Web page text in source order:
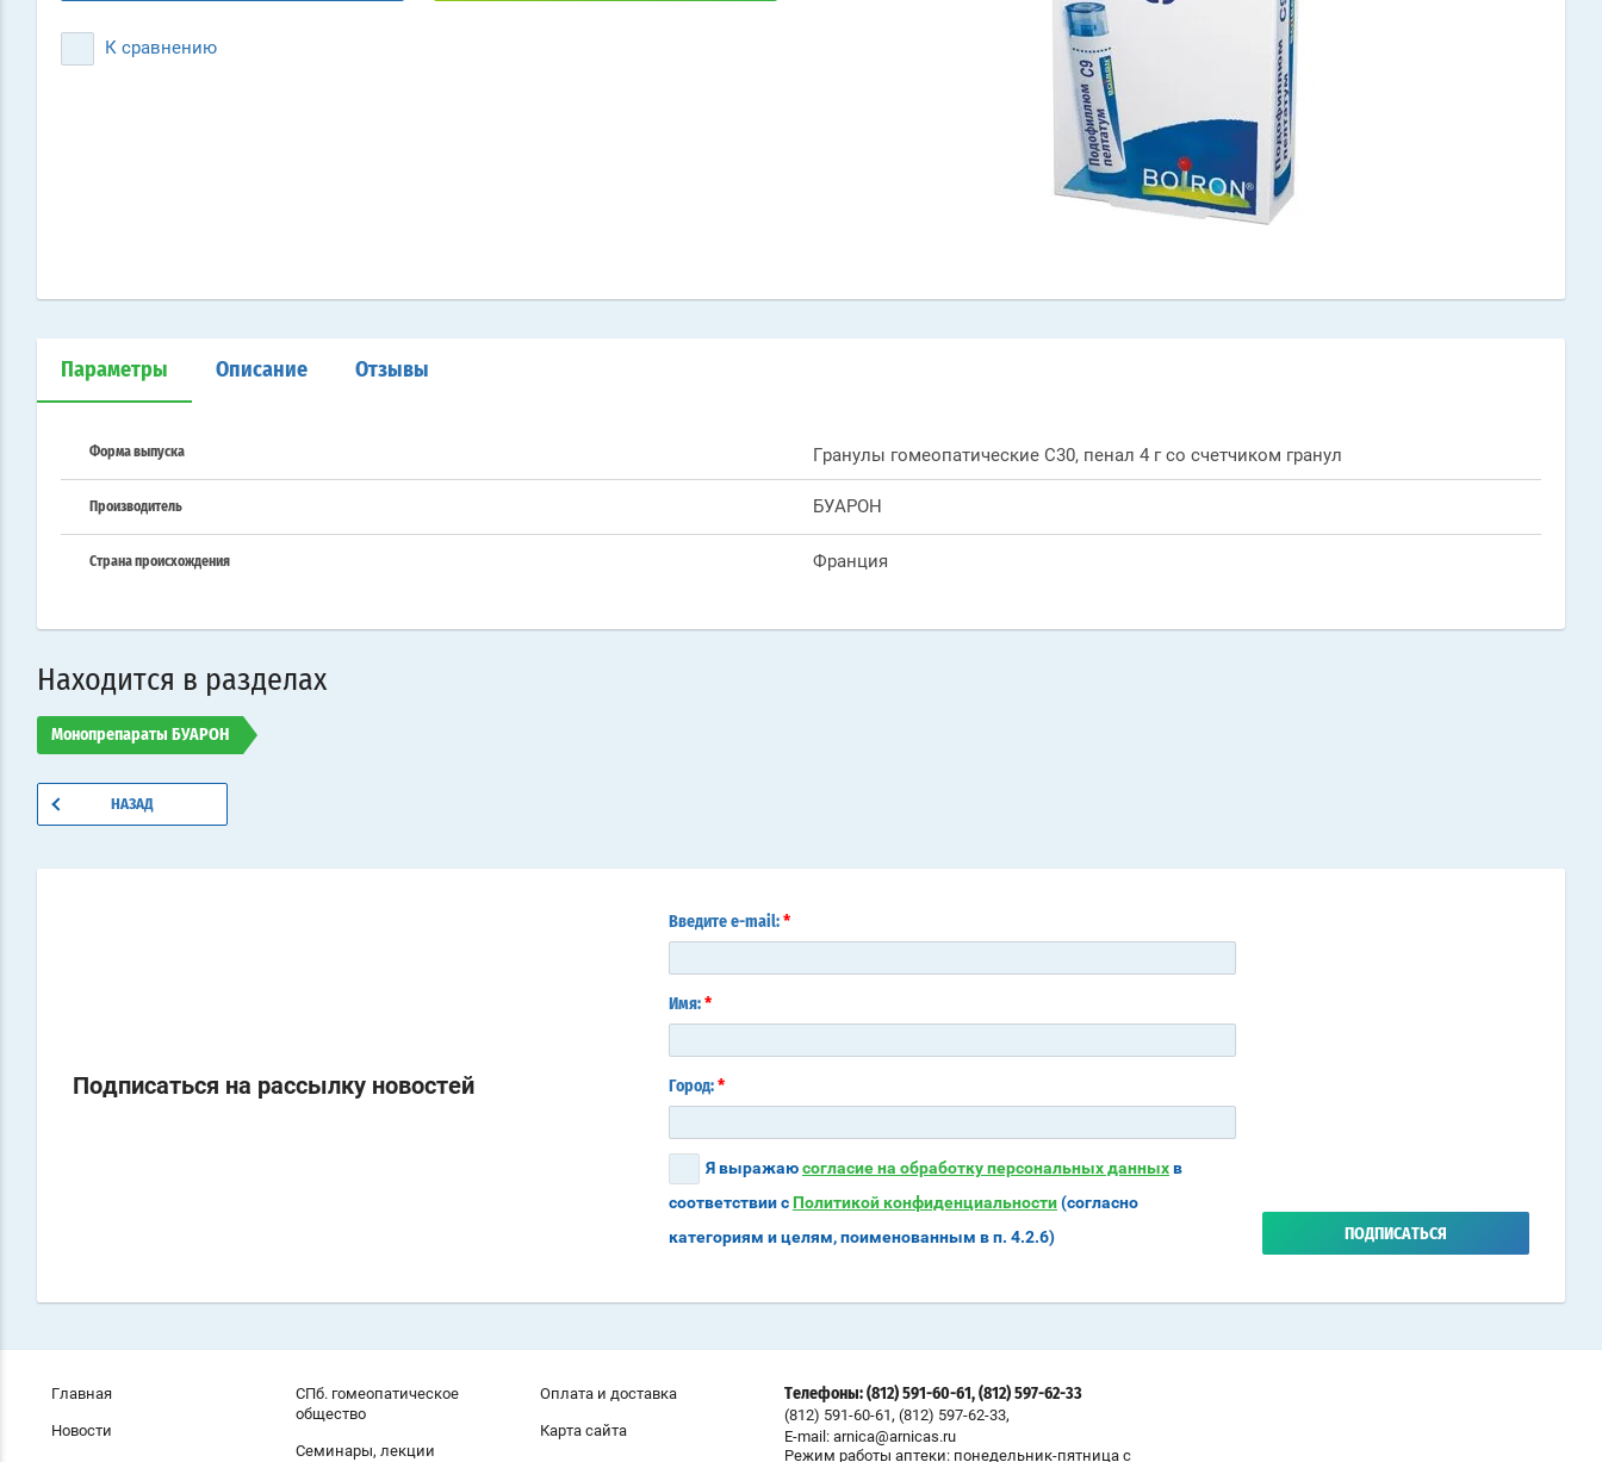
К сравнению
Параметры Описание Отзывы
Форма выпуска Гранулы гомеопатические C30, пенал 4 г со счетчиком гранул
Производитель БУАРОН
Страна происхождения Франция
Находится в разделах
Монопрепараты БУАРОН
НАЗАД
Подписаться на рассылку новостей
Введите e-mail: *
Имя: *
Город: *
Я выражаюсогласие на обработку персональных данныхв
соответствии с Политикой конфиденциальности(согласно
категориям и целям, поименованным в п. 4.2.6)
ПОДПИСАТЬСЯ
Главная
Новости
СПб. гомеопатическое
общество
Семинары, лекции
Оплата и доставка
Карта сайта
Телефоны: (812) 591-60-61, (812) 597-62-33
(812) 591-60-61 , (812) 597-62-33,
E-mail: arnica@arnicas.ru
Режим работы аптеки: понедельник-пятница с